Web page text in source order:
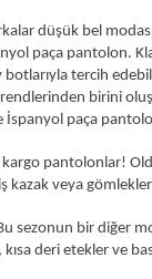
düşük bel
paça pantolon.
tercih
birini
paça
pantolonlar!
kazak veya
sezonun bir diğer
deri etekler ve